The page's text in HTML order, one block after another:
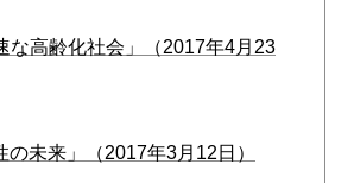
な高齢化社会」（2017年4月23
の未来」（2017年3月12日）